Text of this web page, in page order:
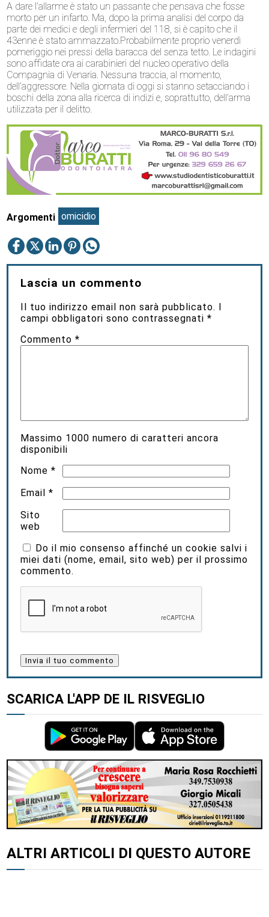
A dare l’allarme è stato un passante che pensava che fosse
morto per un infarto. Ma, dopo la prima analisi del corpo da
parte dei medici e degli infermieri del 118, si è capito che il
43enne è stato ammazzato.Probabilmente proprio venerdì
pomeriggio nei pressi della baracca del senza tetto. Le indagini
sono affidate ora ai carabinieri del nucleo operativo della
Compagnia di Venaria. Nessuna traccia, al momento,
dell’aggressore. Nella giornata di oggi si stanno setacciando i
boschi della zona alla ricerca di indizi e, soprattutto, dell’arma
utilizzata per il delitto.
Argomenti omicidio
Lascia un commento
Il tuo indirizzo email non sarà pubblicato.
campi obbligatori sono contrassegnati*
Commento*
Massimo 1000 numero di caratteri ancora
disponibili
Nome*
Email*
Sito
web
Do il mio consenso affinché un cookie salvi i
miei dati (nome, email, sito web) per il prossimo
commento.
SCARICA L'APP DE IL RISVEGLIO
ALTRI ARTICOLI DI QUESTO AUTORE